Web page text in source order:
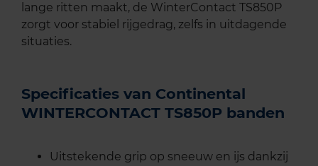
lange ritten maakt, de WinterContact TS850P
zorgt voor stabiel rijgedrag, zelfs in uitdagende
situaties.
Specificaties van Continental
WINTERCONTACT TS850P banden
Uitstekende grip op sneeuw en ijs dankzij